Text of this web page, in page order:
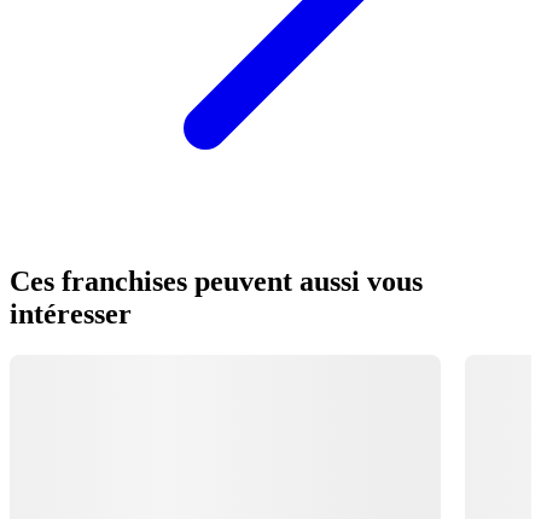
Ces franchises peuvent aussi vous
intéresser